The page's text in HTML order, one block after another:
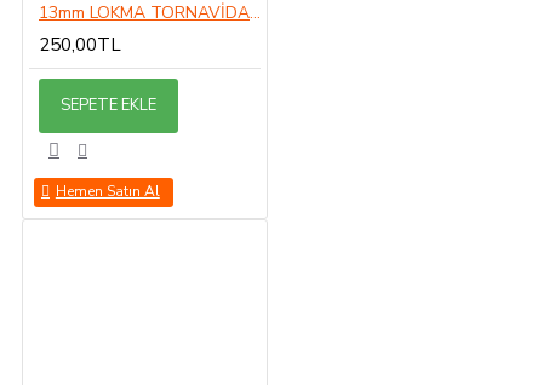
13mm LOKMA TORNAVİDA 13MM
250,00TL
SEPETE EKLE
Hemen Satın Al